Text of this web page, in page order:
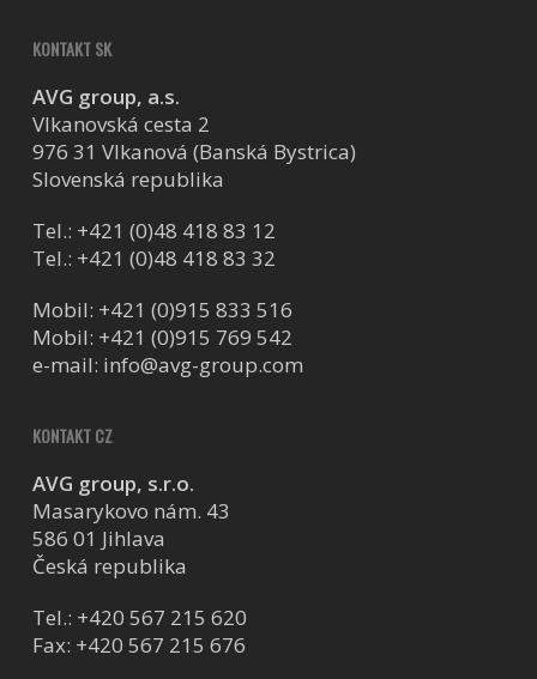
KONTAKT SK
AVG group, a.s.
Vlkanovská cesta 2
976 31 Vlkanová (Banská Bystrica)
Slovenská republika
Tel.: +421 (0)48 418 83 12
Tel.: +421 (0)48 418 83 32
Mobil: +421 (0)915 833 516
Mobil: +421 (0)915 769 542
e-mail: info@avg-group.com
KONTAKT CZ
AVG group, s.r.o.
Masarykovo nám. 43
586 01 Jihlava
Česká republika
Tel.: +420 567 215 620
Fax: +420 567 215 676